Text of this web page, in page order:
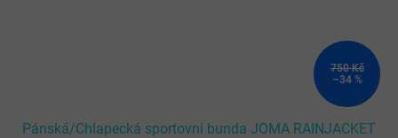
750 Kč
–34 %
Pánská/Chlapecká sportovní bunda JOMA RAINJACKET